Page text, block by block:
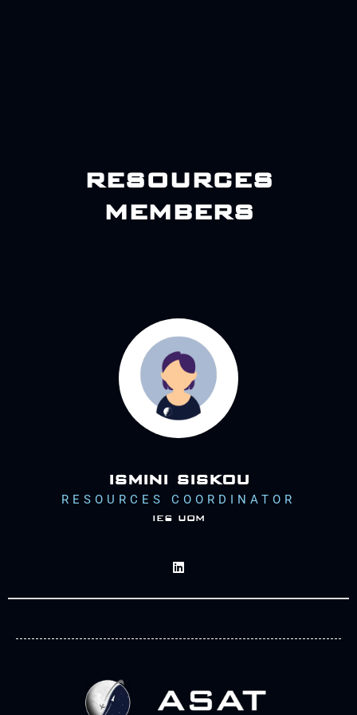
resources
members
ismini siskou
RESOURCES COORDINATOR
ies uom